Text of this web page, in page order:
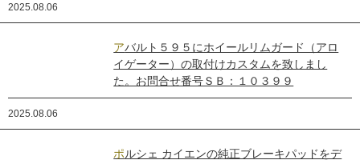
2025.08.06
アバルト５９５にホイールリムガード（アロ
イゲーター）の取付けカスタムを致しまし
た。お問合せ番号ＳＢ：１０３９９
2025.08.06
ポルシェ カイエンの純正ブレーキパッドをデ